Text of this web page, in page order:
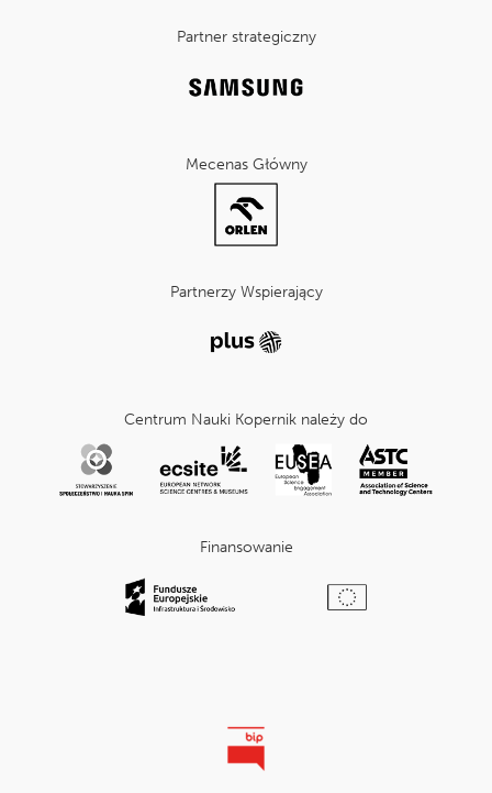
Partner strategiczny
Mecenas Główny
Partnerzy Wspierający
Centrum Nauki Kopernik należy do
Finansowanie